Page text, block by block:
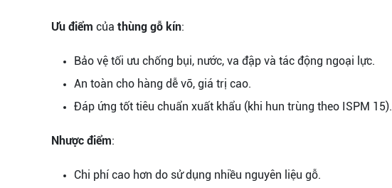
Ưu điểm của thùng gỗ kín:
Bảo vệ tối ưu chống bụi, nước, va đập và tác động ngoại lực.
An toàn cho hàng dễ vỡ, giá trị cao.
Đáp ứng tốt tiêu chuẩn xuất khẩu (khi hun trùng theo ISPM 15).
Nhược điểm:
Chi phí cao hơn do sử dụng nhiều nguyên liệu gỗ.